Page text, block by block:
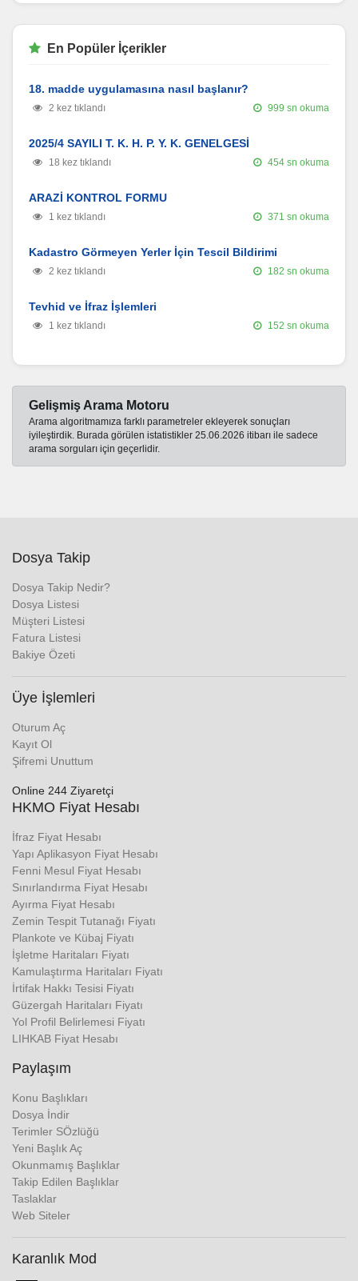
En Popüler İçerikler
18. madde uygulamasına nasıl başlanır?
2 kez tıklandı 999 sn okuma
2025/4 SAYILI T. K. H. P. Y. K. GENELGESİ
18 kez tıklandı 454 sn okuma
ARAZİ KONTROL FORMU
1 kez tıklandı 371 sn okuma
Kadastro Görmeyen Yerler İçin Tescil Bildirimi
2 kez tıklandı 182 sn okuma
Tevhid ve İfraz İşlemleri
1 kez tıklandı 152 sn okuma
Gelişmiş Arama Motoru
Arama algoritmamıza farklı parametreler ekleyerek sonuçları
iyileştirdik. Burada görülen istatistikler 25.06.2026 itibarı ile sadece
arama sorguları için geçerlidir.
Dosya Takip
Dosya Takip Nedir?
Dosya Listesi
Müşteri Listesi
Fatura Listesi
Bakiye Özeti
Üye İşlemleri
Oturum Aç
Kayıt Ol
Şifremi Unuttum
Online 244 Ziyaretçi
HKMO Fiyat Hesabı
İfraz Fiyat Hesabı
Yapı Aplikasyon Fiyat Hesabı
Fenni Mesul Fiyat Hesabı
Sınırlandırma Fiyat Hesabı
Ayırma Fiyat Hesabı
Zemin Tespit Tutanağı Fiyatı
Plankote ve Kübaj Fiyatı
İşletme Haritaları Fiyatı
Kamulaştırma Haritaları Fiyatı
İrtifak Hakkı Tesisi Fiyatı
Güzergah Haritaları Fiyatı
Yol Profil Belirlemesi Fiyatı
LIHKAB Fiyat Hesabı
Paylaşım
Konu Başlıkları
Dosya İndir
Terimler SÖzlüğü
Yeni Başlık Aç
Okunmamış Başlıklar
Takip Edilen Başlıklar
Taslaklar
Web Siteler
Karanlık Mod